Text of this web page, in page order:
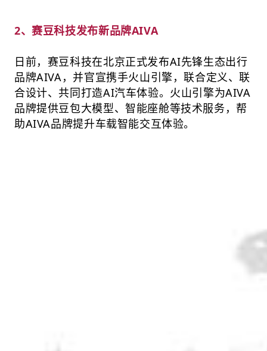
2、赛豆科技发布新品牌AIVA
日前，赛豆科技在北京正式发布AI先锋生态出行
品牌AIVA，并官宣携手火山引擎，联合定义、联
合设计、共同打造AI汽车体验。火山引擎为AIVA
品牌提供豆包大模型、智能座舱等技术服务，帮
助AIVA品牌提升车载智能交互体验。